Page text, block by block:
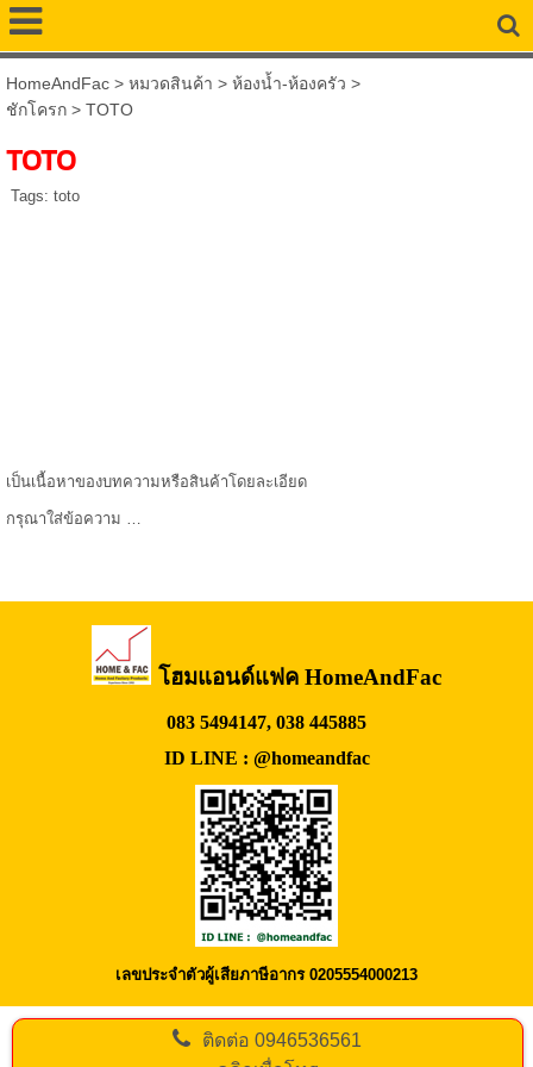
HomeAndFac> หมวดสินค้า > ห้องน้ำ-ห้องครัว >
ชักโครก> TOTO
TOTO
Tags: toto
เป็นเนื้อหาของบทความหรือสินค้าโดยละเอียด
กรุณาใส่ข้อความ …
โฮมแอนด์แฟค HomeAndFac
083 5494147, 038 445885
ID LINE : @homeandfac
เลขประจำตัวผู้เสียภาษีอากร 0205554000213
ติดต่อ0946536561